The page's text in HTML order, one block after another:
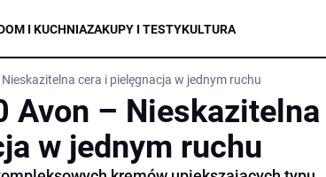
I KUCHNIAZAKUPY I TESTYKULTURA
cera i pielęgnacja w jednym ruchu
Avon – Nieskazitelna
w jednym ruchu